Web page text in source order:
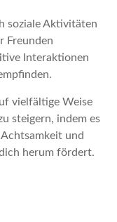
soziale Aktivitäten
Freunden
Interaktionen
vielfältige Weise
steigern, indem es
und
herum fördert.